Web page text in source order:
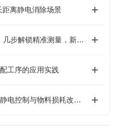
距离静电消除场景
多用途静电测量仪实操指南：几步解锁精准测量，新手也能轻松上手
工序的应用实践
DIT离子棒在印刷包装产线的静电控制与物料损耗改善实践